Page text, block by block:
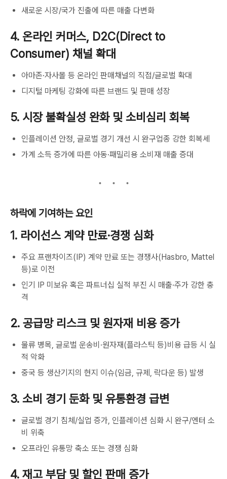
새로운 시장/국가 진출에 따른 매출 다변화
4. 온라인 커머스, D2C(Direct to
Consumer) 채널 확대
아마존·자사몰 등 온라인 판매채널의 직접/글로벌 확대
디지털 마케팅 강화에 따른 브랜드 및 판매 성장
5. 시장 불확실성 완화 및 소비심리 회복
인플레이션 안정, 글로벌 경기 개선 시 완구업종 강한 회복세
가계 소득 증가에 따른 아동·패밀리용 소비재 매출 증대
하락에 기여하는 요인
1. 라이선스 계약 만료·경쟁 심화
주요 프랜차이즈(IP) 계약 만료 또는 경쟁사(Hasbro, Mattel
등)로 이전
인기 IP 미보유 혹은 파트너십 실적 부진 시 매출·주가 강한 충
격
2. 공급망 리스크 및 원자재 비용 증가
물류 병목, 글로벌 운송비·원자재(플라스틱 등)비용 급등 시 실
적 악화
중국 등 생산기지의 현지 이슈(임금, 규제, 락다운 등) 발생
3. 소비 경기 둔화 및 유통환경 급변
글로벌 경기 침체/실업 증가, 인플레이션 심화 시 완구/엔터 소
비 위축
오프라인 유통망 축소 또는 경쟁 심화
4. 재고 부담 및 할인 판매 증가